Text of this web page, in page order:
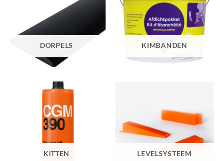
DORPELS KIMBANDEN
KITTEN LEVELSYSTEEM